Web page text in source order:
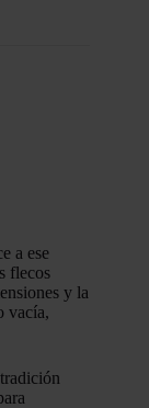
a ese
flecos
y la
vacía,